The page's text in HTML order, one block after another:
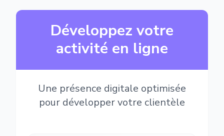
Développez votre
activité en ligne
Une présence digitale optimisée
pour développer votre clientèle